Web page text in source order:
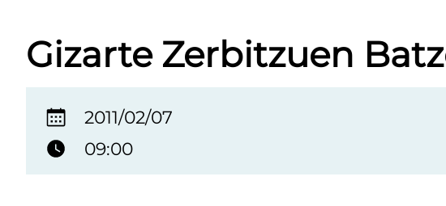
Gizarte Zerbitzuen
2011/02/07
09:00